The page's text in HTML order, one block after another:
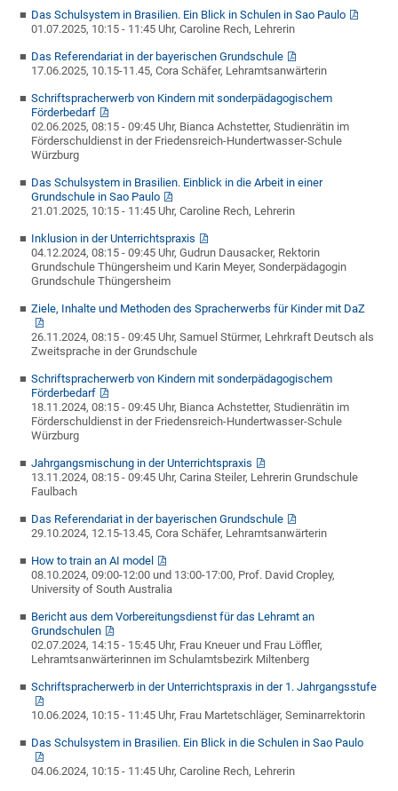
Das Schulsystem in Brasilien. Ein Blick in Schulen in Sao Paulo
01.07.2025, 10:15 - 11:45 Uhr, Caroline Rech, Lehrerin
Das Referendariat in der bayerischen Grundschule
17.06.2025, 10.15-11.45, Cora Schäfer, Lehramtsanwärterin
Schriftspracherwerb von Kindern mit sonderpädagogischem
Förderbedarf
02.06.2025, 08:15 - 09:45 Uhr, Bianca Achstetter, Studienrätin im
Förderschuldienst in der Friedensreich-Hundertwasser-Schule
Würzburg
Das Schulsystem in Brasilien. Einblick in die Arbeit in einer
Grundschule in Sao Paulo
21.01.2025, 10:15 - 11:45 Uhr, Caroline Rech, Lehrerin
Inklusion in der Unterrichtspraxis
04.12.2024, 08:15 - 09:45 Uhr, Gudrun Dausacker, Rektorin
Grundschule Thüngersheim und Karin Meyer, Sonderpädagogin
Grundschule Thüngersheim
Ziele, Inhalte und Methoden des Spracherwerbs für Kinder mit DaZ
26.11.2024, 08:15 - 09:45 Uhr, Samuel Stürmer, Lehrkraft Deutsch als
Zweitsprache in der Grundschule
Schriftspracherwerb von Kindern mit sonderpädagogischem
Förderbedarf
18.11.2024, 08:15 - 09:45 Uhr, Bianca Achstetter, Studienrätin im
Förderschuldienst in der Friedensreich-Hundertwasser-Schule
Würzburg
Jahrgangsmischung in der Unterrichtspraxis
13.11.2024, 08:15 - 09:45 Uhr, Carina Steiler, Lehrerin Grundschule
Faulbach
Das Referendariat in der bayerischen Grundschule
29.10.2024, 12.15-13.45, Cora Schäfer, Lehramtsanwärterin
How to train an AI model
08.10.2024, 09:00-12:00 und 13:00-17:00, Prof. David Cropley,
University of South Australia
Bericht aus dem Vorbereitungsdienst für das Lehramt an
Grundschulen
02.07.2024, 14:15 - 15:45 Uhr, Frau Kneuer und Frau Löffler,
Lehramtsanwärterinnen im Schulamtsbezirk Miltenberg
Schriftspracherwerb in der Unterrichtspraxis in der 1. Jahrgangsstufe
10.06.2024, 10:15 - 11:45 Uhr, Frau Martetschläger, Seminarrektorin
Das Schulsystem in Brasilien. Ein Blick in die Schulen in Sao Paulo
04.06.2024, 10:15 - 11:45 Uhr, Caroline Rech, Lehrerin